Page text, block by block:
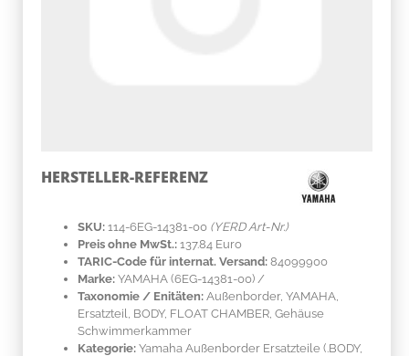
HERSTELLER-REFERENZ
SKU: 114-6EG-14381-00 (YERD Art-Nr.)
Preis ohne MwSt.: 137.84 Euro
TARIC-Code für internat. Versand: 84099900
Marke: YAMAHA (6EG-14381-00) /
Taxonomie / Enitäten: Außenborder, YAMAHA,
Ersatzteil, BODY, FLOAT CHAMBER, Gehäuse
Schwimmerkammer
Kategorie: Yamaha Außenborder Ersatzteile (.BODY,